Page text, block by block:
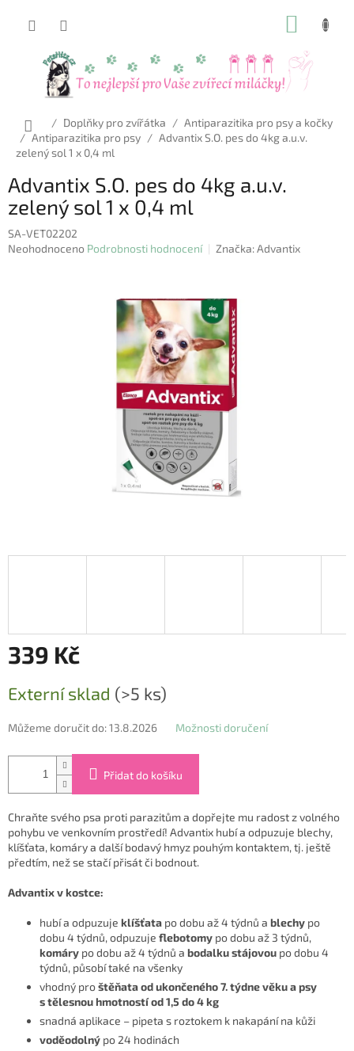
Domů
/ Doplňky pro zvířátka / Antiparazitika pro psy a kočky
/ Antiparazitika pro psy / Advantix S.O. pes do 4kg a.u.v.
zelený sol 1 x 0,4 ml
Advantix S.O. pes do 4kg a.u.v.
zelený sol 1 x 0,4 ml
SA-VET02202
Průměrné
Neohodnoceno Podrobnosti hodnocení Značka:Advantix
339 Kč
cena:
Externí sklad (>5 ks)
Můžeme doručit do:13.8.2026 Možnosti doručení
Přidat do košíku
Chraňte svého psa proti parazitům a dopřejte mu radost z volného
pohybu ve venkovním prostředí! Advantix hubí a odpuzuje blechy,
klíšťata, komáry a další bodavý hmyz pouhým kontaktem, tj. ještě
předtím, než se stačí přisát či bodnout.
Advantix v kostce:
hubí a odpuzuje klíšťata po dobu až 4 týdnů a blechy po
dobu 4 týdnů, odpuzuje flebotomy po dobu až 3 týdnů,
komáry po dobu až 4 týdnů a bodalku stájovou po dobu 4
týdnů, působí také na všenky
vhodný proštěňata od ukončeného 7. týdne věku a psy
s tělesnou hmotností od 1,5 do 4 kg
snadná aplikace – pipeta s roztokem k nakapání na kůži
voděodolný po 24 hodinách